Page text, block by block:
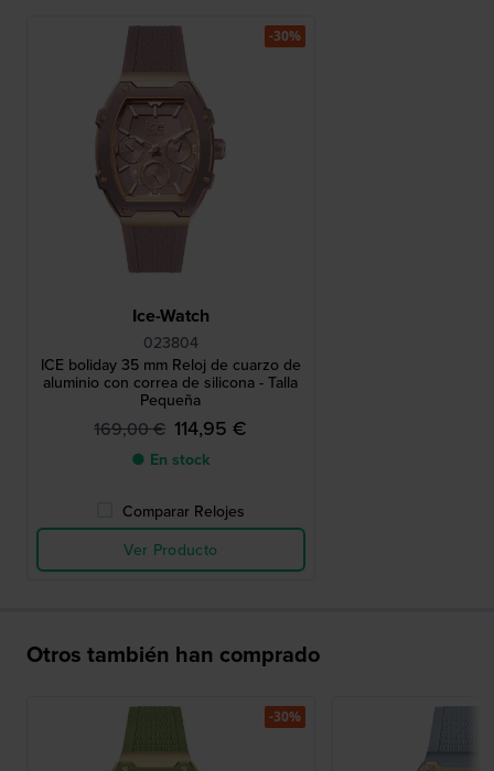
Ice-Watch
023804
ICE boliday 35 mm Reloj de cuarzo de
aluminio con correa de silicona - Talla
Pequeña
169,00 € 114,95 €
● En stock
Comparar Relojes
Ver Producto
-30%
Otros también han comprado
-30%